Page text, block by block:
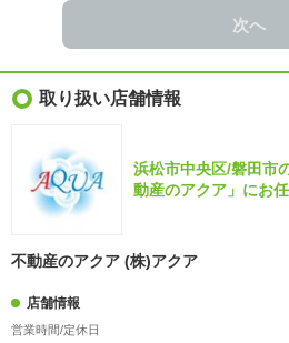
次へ
取り扱い店舗情報
浜松市中央区/磐田市
動産のアクア」にお
不動産のアクア (株)アクア
店舗情報
営業時間/定休日